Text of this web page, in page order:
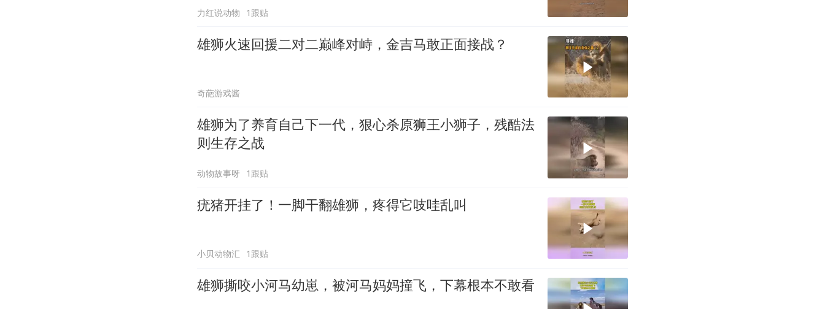
力红说动物 1跟贴
雄狮火速回援二对二巅峰对峙，金吉马敢正面接战？
奇葩游戏酱
雄狮为了养育自己下一代，狠心杀原狮王小狮子，残酷法
则生存之战
动物故事呀 1跟贴
疣猪开挂了！一脚干翻雄狮，疼得它吱哇乱叫
小贝动物汇 1跟贴
雄狮撕咬小河马幼崽，被河马妈妈撞飞，下幕根本不敢看